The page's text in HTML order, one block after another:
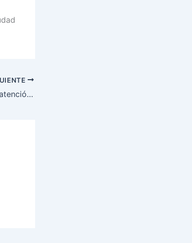
Pruebas de laboratorio y atención médica gratuita recibieron ceibeños.